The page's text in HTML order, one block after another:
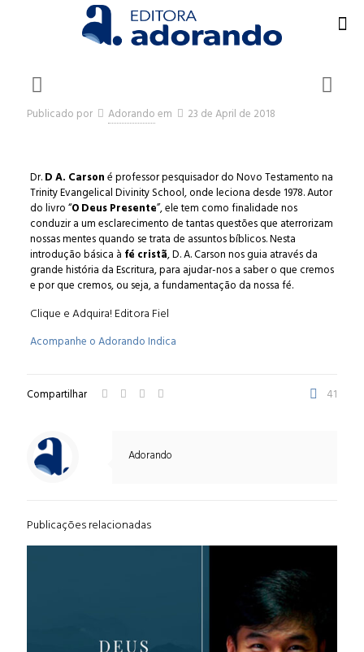
Publicado por Adorandoem 23 de April de 2018
Dr.D A. Carsoné professor pesquisador do Novo Testamento na
Trinity Evangelical Divinity School, onde leciona desde 1978. Autor
do livro “O Deus Presente”, ele tem como finalidade nos
conduzir a um esclarecimento de tantas questões que aterrorizam
nossas mentes quando se trata de assuntos bíblicos. Nesta
introdução básica à fé cristã, D. A. Carson nos guia através da
grande história da Escritura, para ajudar-nos a saber o que cremos
e por que cremos, ou seja, a fundamentação da nossa fé.
Clique e Adquira!Editora Fiel
Acompanhe o Adorando Indica
Compartilhar 41
Adorando
Publicações relacionadas